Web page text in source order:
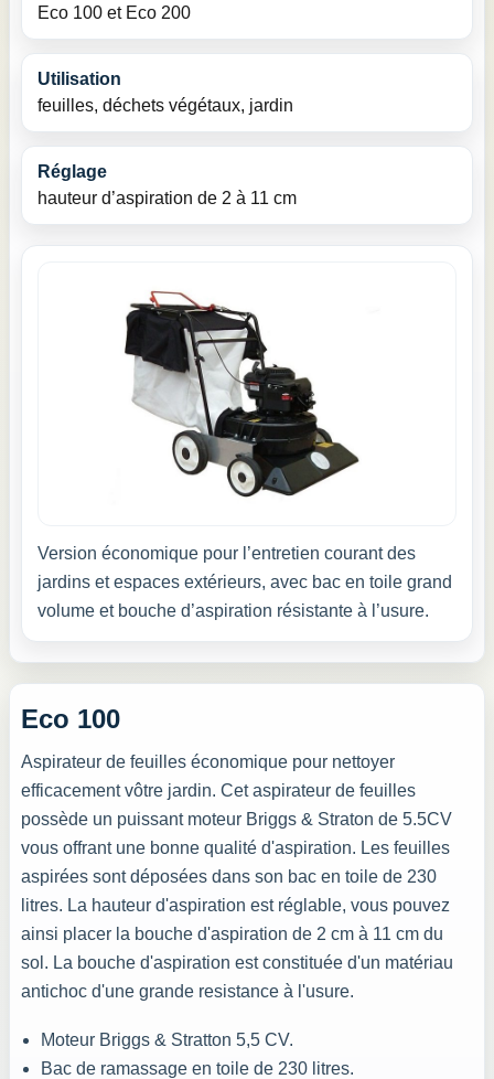
Eco 100 et Eco 200
Utilisation
feuilles, déchets végétaux, jardin
Réglage
hauteur d’aspiration de 2 à 11 cm
Version économique pour l’entretien courant des
jardins et espaces extérieurs, avec bac en toile grand
volume et bouche d’aspiration résistante à l’usure.
Eco 100
Aspirateur de feuilles économique pour nettoyer
efficacement vôtre jardin. Cet aspirateur de feuilles
possède un puissant moteur Briggs & Straton de 5.5CV
vous offrant une bonne qualité d'aspiration. Les feuilles
aspirées sont déposées dans son bac en toile de 230
litres. La hauteur d'aspiration est réglable, vous pouvez
ainsi placer la bouche d'aspiration de 2 cm à 11 cm du
sol. La bouche d'aspiration est constituée d'un matériau
antichoc d'une grande resistance à l'usure.
Moteur Briggs & Stratton 5,5 CV.
Bac de ramassage en toile de 230 litres.